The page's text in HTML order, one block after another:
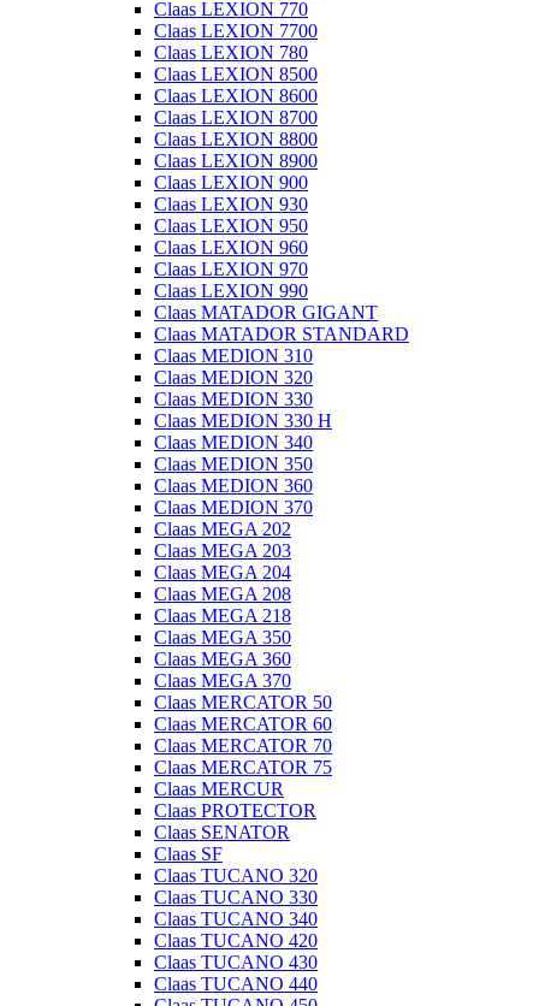
Claas LEXION 770
Claas LEXION 7700
Claas LEXION 780
Claas LEXION 8500
Claas LEXION 8600
Claas LEXION 8700
Claas LEXION 8800
Claas LEXION 8900
Claas LEXION 900
Claas LEXION 930
Claas LEXION 950
Claas LEXION 960
Claas LEXION 970
Claas LEXION 990
Claas MATADOR GIGANT
Claas MATADOR STANDARD
Claas MEDION 310
Claas MEDION 320
Claas MEDION 330
Claas MEDION 330 H
Claas MEDION 340
Claas MEDION 350
Claas MEDION 360
Claas MEDION 370
Claas MEGA 202
Claas MEGA 203
Claas MEGA 204
Claas MEGA 208
Claas MEGA 218
Claas MEGA 350
Claas MEGA 360
Claas MEGA 370
Claas MERCATOR 50
Claas MERCATOR 60
Claas MERCATOR 70
Claas MERCATOR 75
Claas MERCUR
Claas PROTECTOR
Claas SENATOR
Claas SF
Claas TUCANO 320
Claas TUCANO 330
Claas TUCANO 340
Claas TUCANO 420
Claas TUCANO 430
Claas TUCANO 440